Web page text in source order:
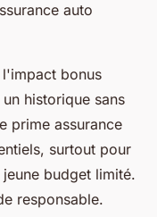
auto
bonus
historique sans
prime assurance
surtout pour
budget limité.
responsable.